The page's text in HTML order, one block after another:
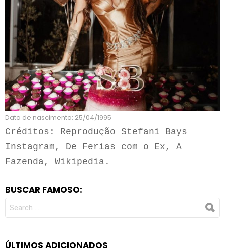
Data de nascimento: 25/04/1995
Créditos: Reprodução Stefani Bays
Instagram, De Ferias com o Ex, A
Fazenda, Wikipedia.
BUSCAR FAMOSO:
FOR:
ÚLTIMOS ADICIONADOS